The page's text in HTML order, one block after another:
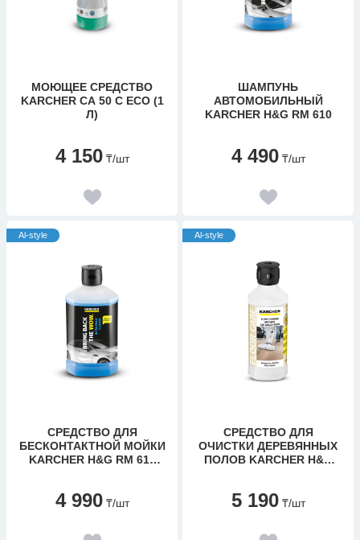
МОЮЩЕЕ СРЕДСТВО
KARCHER CA 50 C ECO (1
Л)
4 150 ₸/шт
ШАМПУНЬ
АВТОМОБИЛЬНЫЙ
KARCHER H&G RM 610
4 490 ₸/шт
Al-style
СРЕДСТВО ДЛЯ
БЕСКОНТАКТНОЙ МОЙКИ
KARCHER H&G RM 615
4 990 ₸/шт
Al-style
СРЕДСТВО ДЛЯ
ОЧИСТКИ ДЕРЕВЯННЫХ
ПОЛОВ KARCHER H&G
5 190 ₸/шт